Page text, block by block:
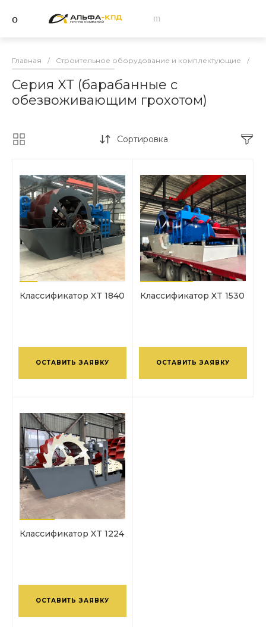
Главная / Строительное оборудование и комплектующие /
Серия XT (барабанные с
обезвоживающим грохотом)
Сортировка
Классификатор XT 1840
ОСТАВИТЬ ЗАЯВКУ
Классификатор XT 1530
ОСТАВИТЬ ЗАЯВКУ
Классификатор XT 1224
ОСТАВИТЬ ЗАЯВКУ